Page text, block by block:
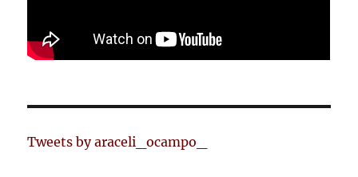
Tweets by araceli_ocampo_